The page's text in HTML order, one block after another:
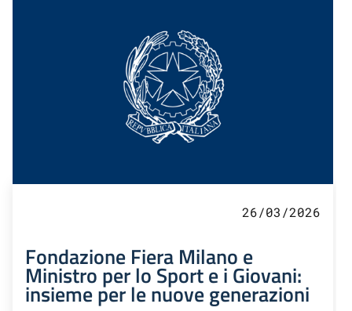
26/03/2026
Fondazione Fiera Milano e
Ministro per lo Sport e i Giovani:
insieme per le nuove generazioni